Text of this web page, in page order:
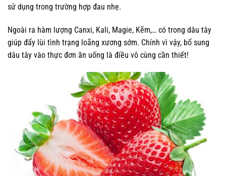
sử dụng trong trường hợp đau nhẹ.
Ngoài ra hàm lượng Canxi, Kali, Magie, Kẽm,… có trong dâu tây
giúp đẩy lùi tình trạng loãng xương sớm. Chính vì vậy, bổ sung
dâu tây vào thực đơn ăn uống là điều vô cùng cần thiết!